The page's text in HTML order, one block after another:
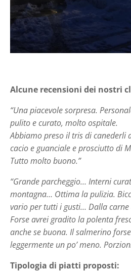
Alcune recensioni dei nostri
“Una piacevole sorpresa.
pulito e curato, molto ospitale.
Abbiamo preso il tris di canederli
cacio e guanciale e prosciutto di
Tutto molto buono.”
“Grande parcheggio… Interni
montagna… Ottima la pulizia.
vario per tutti i gusti… Dalla carne
Forse avrei gradito la polenta
anche se buona. Il salmerino
leggermente un po’ meno.
Tipologia di piatti proposti: